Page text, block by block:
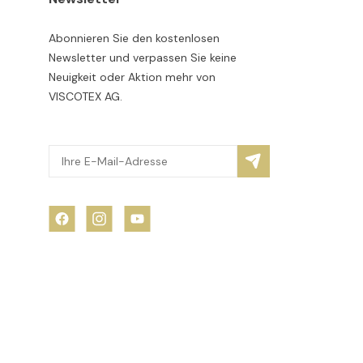
Abonnieren Sie den kostenlosen
Newsletter und verpassen Sie keine
Neuigkeit oder Aktion mehr von
VISCOTEX AG.